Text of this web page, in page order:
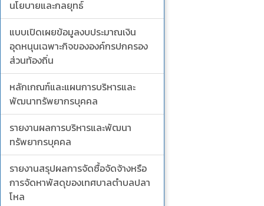
นโยบายและกลยุทธ์
แบบเปิดเผยข้อมูลงบประมาณเงิน
อุดหนุนเฉพาะกิจขององค์กรปกครอง
ส่วนท้องถิ่น
หลักเกณฑ์และแผนการบริหารและ
พัฒนาทรัพยากรบุคคล
รายงานผลการบริหารและพัฒนา
ทรัพยากรบุคคล
รายงานสรุปผลการจัดซื้อจัดจ้างหรือ
การจัดหาพัสดุของเทศบาลตำบลปลา
โหล